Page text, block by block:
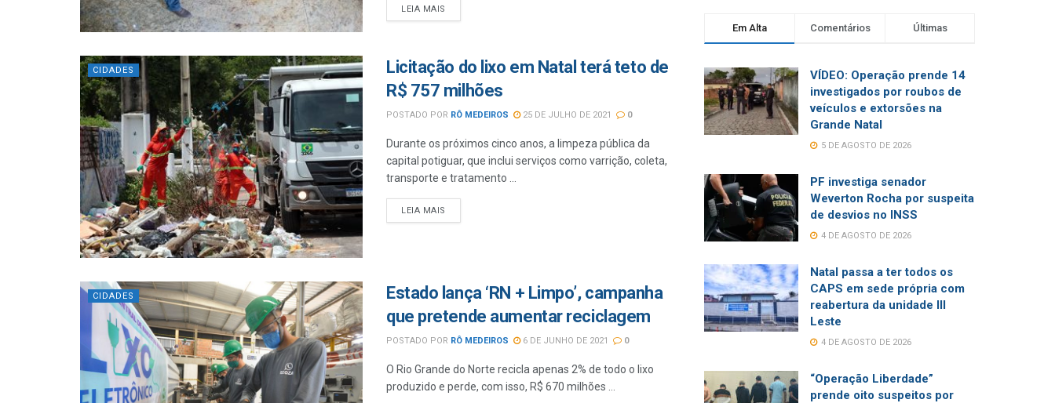
LEIA MAIS
CIDADES
Licitação do lixo em Natal terá teto de
R$ 757 milhões
POSTADO POR RÔ MEDEIROS 25 DE JULHO DE 2021 0
Durante os próximos cinco anos, a limpeza pública da
capital potiguar, que inclui serviços como varrição, coleta,
transporte e tratamento ...
LEIA MAIS
CIDADES
Estado lança ‘RN + Limpo’, campanha
que pretende aumentar reciclagem
POSTADO POR RÔ MEDEIROS 6 DE JUNHO DE 2021 0
O Rio Grande do Norte recicla apenas 2% de todo o lixo
produzido e perde, com isso, R$ 670 milhões ...
Em Alta Comentários Últimas
VÍDEO: Operação prende 14
investigados por roubos de
veículos e extorsões na
Grande Natal
5 DE AGOSTO DE 2026
PF investiga senador
Weverton Rocha por suspeita
de desvios no INSS
4 DE AGOSTO DE 2026
Natal passa a ter todos os
CAPS em sede própria com
reabertura da unidade III
Leste
4 DE AGOSTO DE 2026
“Operação Liberdade”
prende oito suspeitos por